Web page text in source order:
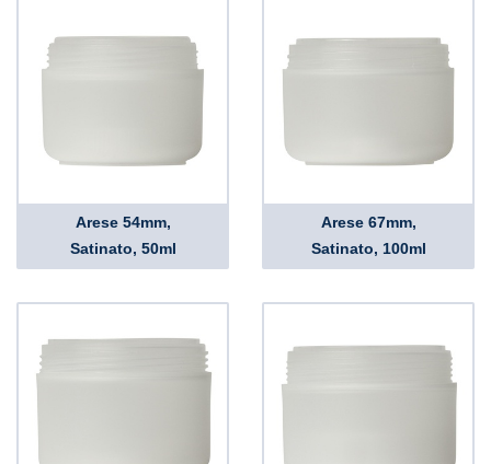
Arese 54mm,
Satinato, 50ml
Arese 67mm,
Satinato, 100ml